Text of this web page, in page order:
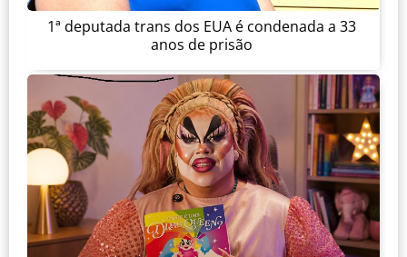
1ª deputada trans dos EUA é condenada a 33
anos de prisão